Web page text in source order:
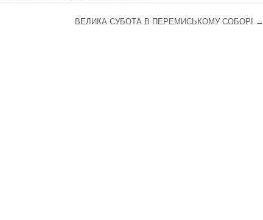
ВЕЛИКА СУБОТА В ПЕРЕМИСЬКОМУ СОБОРІ →